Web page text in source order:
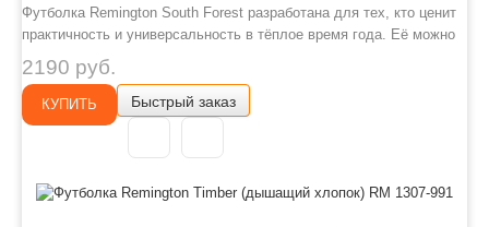
Футболка Remington South Forest разработана для тех, кто ценит
практичность и универсальность в тёплое время года. Её можно
использовать на охоте, рыбалке, в туризме, на тренировках и в
повседневной носке. Модель выполнена из дышащего хлопка,
который приятен к телу и особенно подойдёт людям с чувств..
2190 руб.
КУПИТЬ Быстрый заказ